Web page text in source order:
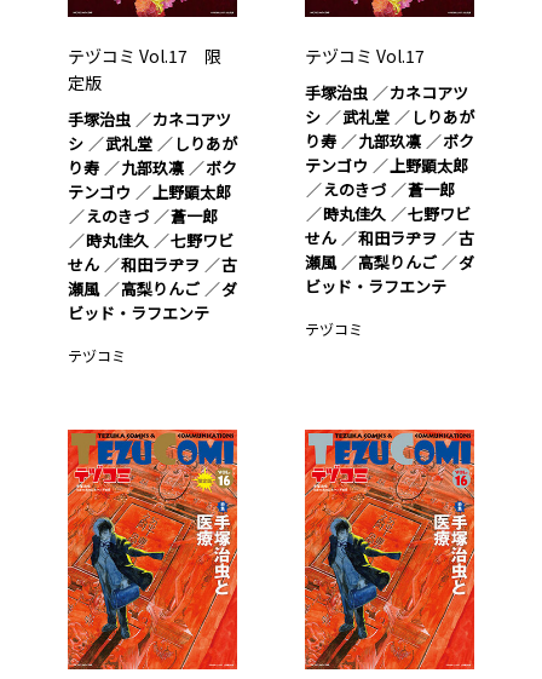
テヅコミ Vol.17 限
定版
手塚治虫
カネコアツ
シ
武礼堂
しりあが
り寿
九部玖凛
ボク
テンゴウ
上野顕太郎
えのきづ
蒼一郎
時丸佳久
七野ワビ
せん
和田ラヂヲ
古
瀬風
高梨りんご
ダ
ビッド・ラフエンテ
テヅコミ
テヅコミ Vol.17
手塚治虫
カネコアツ
シ
武礼堂
しりあが
り寿
九部玖凛
ボク
テンゴウ
上野顕太郎
えのきづ
蒼一郎
時丸佳久
七野ワビ
せん
和田ラヂヲ
古
瀬風
高梨りんご
ダ
ビッド・ラフエンテ
テヅコミ